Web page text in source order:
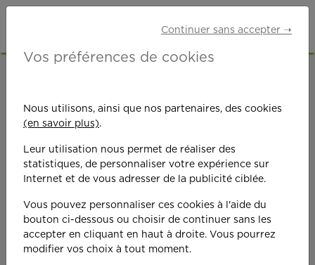
On est toujours plus
performant
Continuer sans accepter ➝
Vos préférences de cookies
Nous utilisons, ainsi que nos partenaires, des cookies
(en savoir plus).
Leur utilisation nous permet de réaliser des
statistiques, de personnaliser votre expérience sur
Internet et de vous adresser de la publicité ciblée.
Vous pouvez personnaliser ces cookies à l'aide du
bouton ci-dessous ou choisir de continuer sans les
accepter en cliquant en haut à droite. Vous pourrez
modifier vos choix à tout moment.